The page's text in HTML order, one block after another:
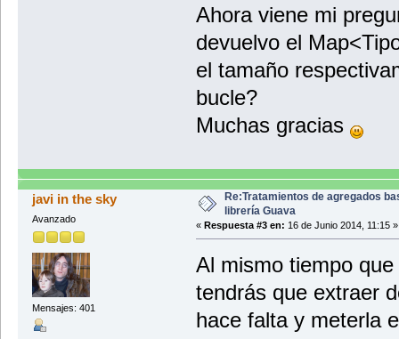
Ahora viene mi
devuelvo el
el tamaño
bucle?
Muchas gracias
javi in the sky
Avanzado
Mensajes: 401
Re:Tratamientos de agregados
librería Guava
« Respuesta #3 en: 16 de Junio 2014, 11:15 »
Al mismo tiempo
tendrás que extraer
hace falta y meterla